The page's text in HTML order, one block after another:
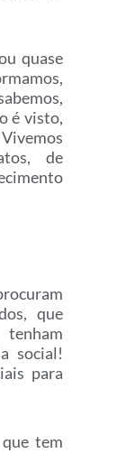
quase
é visto,
de
que
social!
para
tem